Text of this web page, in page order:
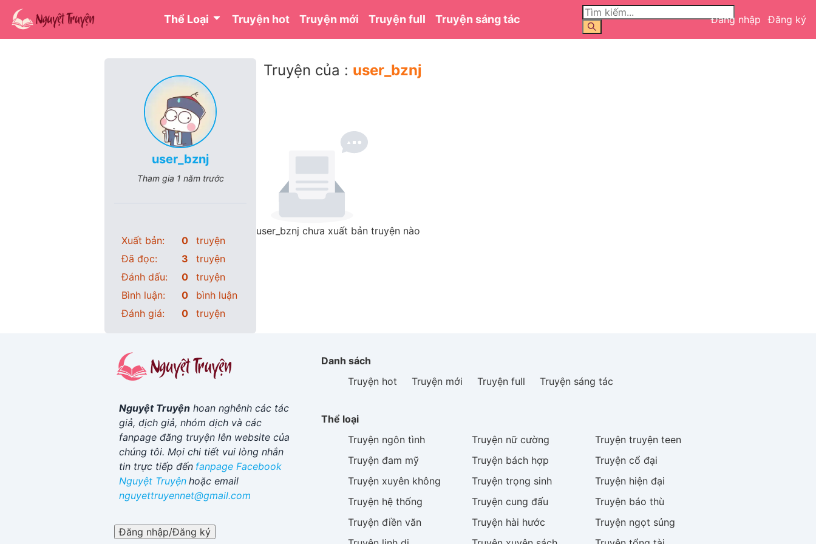
Thể Loại Truyện hot Truyện mới Truyện full Truyện sáng tác Đăng nhập Đăng ký
user_bznj
Tham gia 1 năm trước
Xuất bản: 0
truyện
Đã đọc:
3
truyện
Đánh dấu:
0
truyện
Bình luận:
0
bình luận
Đánh giá:
0 truyện
Truyện của : user_bznj
user_bznj chưa xuất bản truyện nào
Nguyệt Truyện hoan nghênh các tác
giả, dịch giả, nhóm dịch và các
fanpage đăng truyện lên website của
chúng tôi. Mọi chi tiết vui lòng nhắn
tin trực tiếp đến fanpage Facebook
Nguyệt Truyện hoặc email
nguyettruyennet@gmail.com
Đăng nhập/Đăng ký
Danh sách
Truyện hot
Truyện mới Truyện full Truyện sáng tác
Thể loại
Truyện ngôn tình Truyện nữ cường Truyệntruyện teen
Truyệnđam mỹ Truyện bách hợp Truyệncổ đại
Truyện xuyên không Truyện trọng sinh Truyện hiện đại
Truyện hệ thống Truyện cung đấu Truyện báo thù
Truyệnđiền văn Truyện hài hước Truyện ngọt sủng